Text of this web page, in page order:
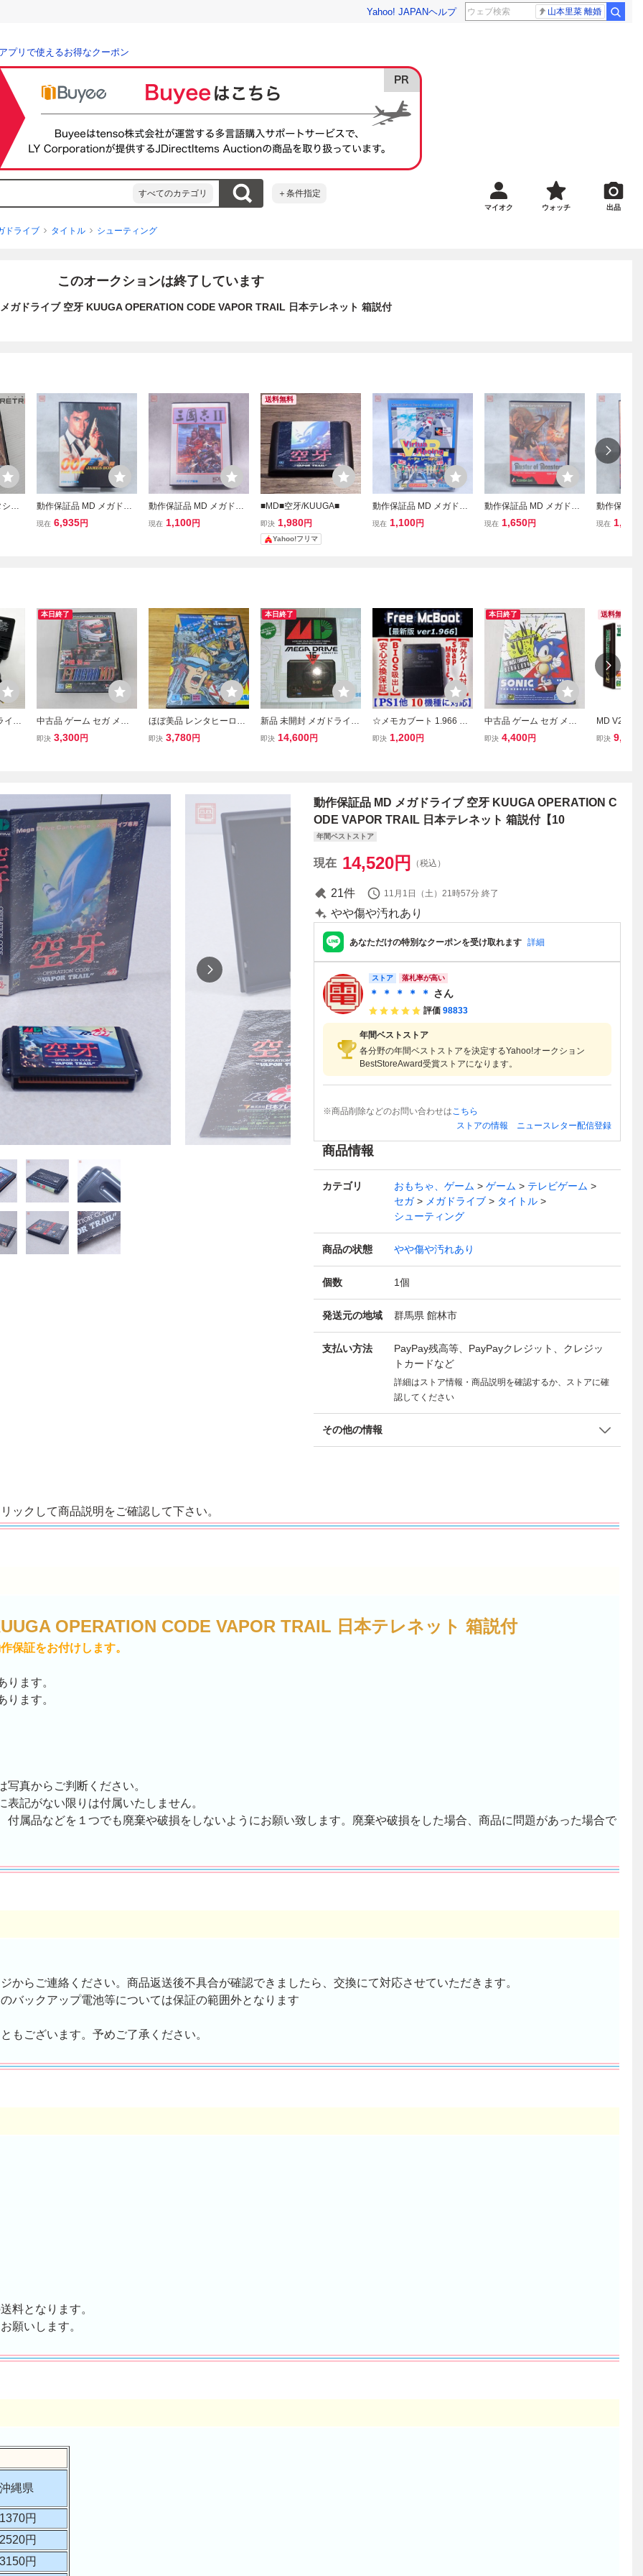
Yahoo! JAPANヘルプ 山本里菜 離婚
プリで使えるお得なクーポン
すべてのカテゴリ ＋条件指定
マイオク ウォッチ 出品
ドライブ タイトル シューティング
このオークションは終了しています
ガドライブ 空牙 KUUGA OPERATION CODE VAPOR TRAIL 日本テレネット 箱説付
ー
動作保証品 MD メガドラ
イブ 007 死闘 JAMES BO
現在 6,935円
動作保証品 MD メガドラ
イブ 三國志II 箱説ハガキ
現在 1,100円
送料無料
■MD■空牙/KUUGA■
即決 1,980円
Yahoo!フリマ
動作保証品 MD メガドラ
イブ バーチャレーシング
現在 1,100円
動作保証品 MD メガドラ
イブ マスター・オブ・モ
現在 1,650円
動作保証品
イブ ヨー
現在 1,100
イブ
本日終了
中古品 ゲーム セガ メガ
ドライブ ソフト 中嶋悟監
即決 3,300円
ほぼ美品 レンタヒーロ
ー 箱説あり レトロフ
即決 3,780円
本日終了
新品 未開封 メガドライブ
ミニ MEGA FRIVE MD 16
即決 14,600円
☆メモカブート 1.966 PS
2改造 メモリーカード PS
即決 1,200円
本日終了
中古品 ゲーム セガ メガ
ドライブ ソフト ソニッ
即決 4,400円
送料無料
MD V2（
ータブル
即決 9,614
動作保証品 MD メガドライブ 空牙 KUUGA OPERATION C
ODE VAPOR TRAIL 日本テレネット 箱説付【10
年間ベストストア
現在 14,520円 （税込）
21件 11月1日（土）21時57分 終了
やや傷や汚れあり
あなただけの特別なクーポンを受け取れます 詳細
ストア 落札率が高い
＊ ＊ ＊ ＊ ＊ さん
評価 98833
年間ベストストア
各分野の年間ベストストアを決定するYahoo!オークション
BestStoreAward受賞ストアになります。
※商品削除などのお問い合わせはこちら
ストアの情報
ニュースレター配信登録
商品情報
カテゴリ おもちゃ、ゲーム ゲーム
テレビゲーム
セガ
メガドライブ
タイトル
シューティング
商品の状態 やや傷や汚れあり
個数 1個
発送元の地域 群馬県 館林市
支払い方法
PayPay残高等、PayPayクレジット、クレジッ
トカードなど
詳細はストア情報・商品説明を確認するか、ストアに確
認してください
その他の情報